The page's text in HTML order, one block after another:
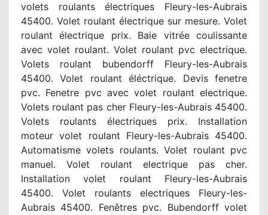
volets roulants électriques Fleury-les-Aubrais
45400. Volet roulant électrique sur mesure. Volet
roulant électrique prix. Baie vitrée coulissante
avec volet roulant. Volet roulant pvc electrique.
Volets roulant bubendorff Fleury-les-Aubrais
45400. Volet roulant éléctrique. Devis fenetre
pvc. Fenetre pvc avec volet roulant electrique.
Volets roulant pas cher Fleury-les-Aubrais 45400.
Volets roulants électriques prix. Installation
moteur volet roulant Fleury-les-Aubrais 45400.
Automatisme volets roulants. Volet roulant pvc
manuel. Volet roulant electrique pas cher.
Installation volet roulant Fleury-les-Aubrais
45400. Volet roulants electriques Fleury-les-
Aubrais 45400. Fenêtres pvc. Bubendorff volet